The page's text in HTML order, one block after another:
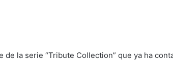
de la serie “Tribute Collection” que ya ha